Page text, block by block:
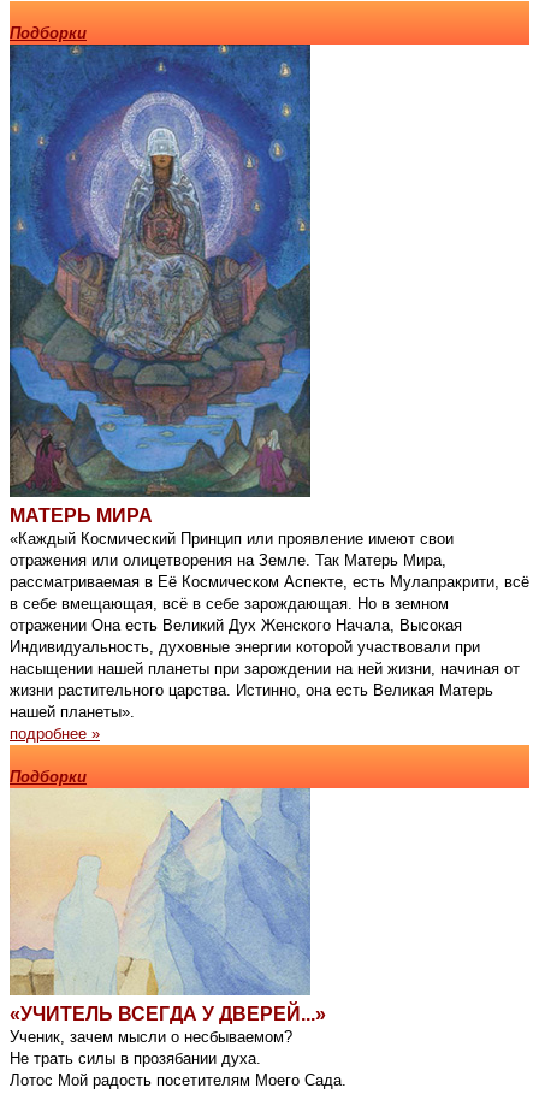
Подборки
МАТЕРЬ МИРА
«Каждый Космический Принцип или проявление имеют свои
отражения или олицетворения на Земле. Так Матерь Мира,
рассматриваемая в Её Космическом Аспекте, есть Мулапракрити, всё
в себе вмещающая, всё в себе зарождающая. Но в земном
отражении Она есть Великий Дух Женского Начала, Высокая
Индивидуальность, духовные энергии которой участвовали при
насыщении нашей планеты при зарождении на ней жизни, начиная от
жизни растительного царства. Истинно, она есть Великая Матерь
нашей планеты».
подробнее »
Подборки
«УЧИТЕЛЬ ВСЕГДА У ДВЕРЕЙ...»
Ученик, зачем мысли о несбываемом?
Не трать силы в прозябании духа.
Лотос Мой радость посетителям Моего Сада.